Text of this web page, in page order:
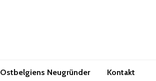
Ostbelgiens Neugründer Kontakt